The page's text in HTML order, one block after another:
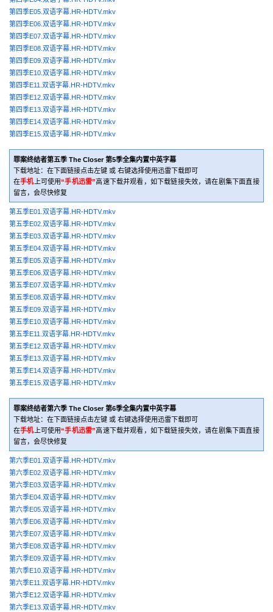
第四季E05.双语字幕.HR-HDTV.mkv
第四季E06.双语字幕.HR-HDTV.mkv
第四季E07.双语字幕.HR-HDTV.mkv
第四季E08.双语字幕.HR-HDTV.mkv
第四季E09.双语字幕.HR-HDTV.mkv
第四季E10.双语字幕.HR-HDTV.mkv
第四季E11.双语字幕.HR-HDTV.mkv
第四季E12.双语字幕.HR-HDTV.mkv
第四季E13.双语字幕.HR-HDTV.mkv
第四季E14.双语字幕.HR-HDTV.mkv
第四季E15.双语字幕.HR-HDTV.mkv
罪案终结者第五季 The Closer 第5季全集内置中英字幕
下载地址：在下面链接点击左键 或 右键选择使用迅雷下载即可
在手机上可使用“手机迅雷”高速下载并观看，如下载链接失效，请在剧集下面直接
留言，会尽快修复
第五季E01.双语字幕.HR-HDTV.mkv
第五季E02.双语字幕.HR-HDTV.mkv
第五季E03.双语字幕.HR-HDTV.mkv
第五季E04.双语字幕.HR-HDTV.mkv
第五季E05.双语字幕.HR-HDTV.mkv
第五季E06.双语字幕.HR-HDTV.mkv
第五季E07.双语字幕.HR-HDTV.mkv
第五季E08.双语字幕.HR-HDTV.mkv
第五季E09.双语字幕.HR-HDTV.mkv
第五季E10.双语字幕.HR-HDTV.mkv
第五季E11.双语字幕.HR-HDTV.mkv
第五季E12.双语字幕.HR-HDTV.mkv
第五季E13.双语字幕.HR-HDTV.mkv
第五季E14.双语字幕.HR-HDTV.mkv
第五季E15.双语字幕.HR-HDTV.mkv
罪案终结者第六季 The Closer 第6季全集内置中英字幕
下载地址：在下面链接点击左键 或 右键选择使用迅雷下载即可
在手机上可使用“手机迅雷”高速下载并观看，如下载链接失效，请在剧集下面直接
留言，会尽快修复
第六季E01.双语字幕.HR-HDTV.mkv
第六季E02.双语字幕.HR-HDTV.mkv
第六季E03.双语字幕.HR-HDTV.mkv
第六季E04.双语字幕.HR-HDTV.mkv
第六季E05.双语字幕.HR-HDTV.mkv
第六季E06.双语字幕.HR-HDTV.mkv
第六季E07.双语字幕.HR-HDTV.mkv
第六季E08.双语字幕.HR-HDTV.mkv
第六季E09.双语字幕.HR-HDTV.mkv
第六季E10.双语字幕.HR-HDTV.mkv
第六季E11.双语字幕.HR-HDTV.mkv
第六季E12.双语字幕.HR-HDTV.mkv
第六季E13.双语字幕.HR-HDTV.mkv